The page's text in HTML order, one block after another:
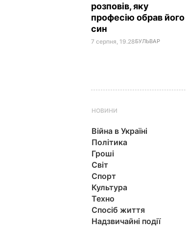
розповів, яку
професію обрав його
син
7 серпня, 19.28БУЛЬВАР
НОВИНИ
Війна в Україні
Політика
Гроші
Світ
Спорт
Культура
Техно
Спосіб життя
Надзвичайні події